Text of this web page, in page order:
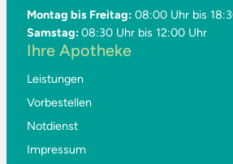
Montag bis Freitag: 08:00 Uhr bis
Samstag:08:30 Uhr bis 12:00 Uhr
Ihre Apotheke
Leistungen
Vorbestellen
Notdienst
Impressum